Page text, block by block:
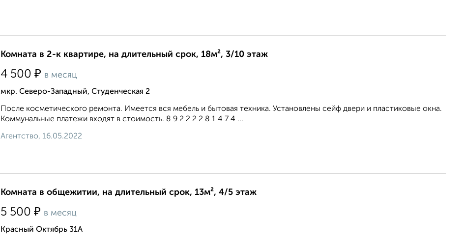
Комната в 2-к квартире, на длительный срок, 18м², 3/10 этаж
4 500 ₽ в месяц
мкр. Северо-Западный, Студенческая 2
После косметического ремонта. Имеется вся мебель и бытовая техника. Установлены сейф двери и пластиковые окна.
Коммунальные платежи входят в стоимость. 8 9 2 2 2 2 8 1 4 7 4 ...
Агентство, 16.05.2022
Комната в общежитии, на длительный срок, 13м², 4/5 этаж
5 500 ₽ в месяц
Красный Октябрь 31А